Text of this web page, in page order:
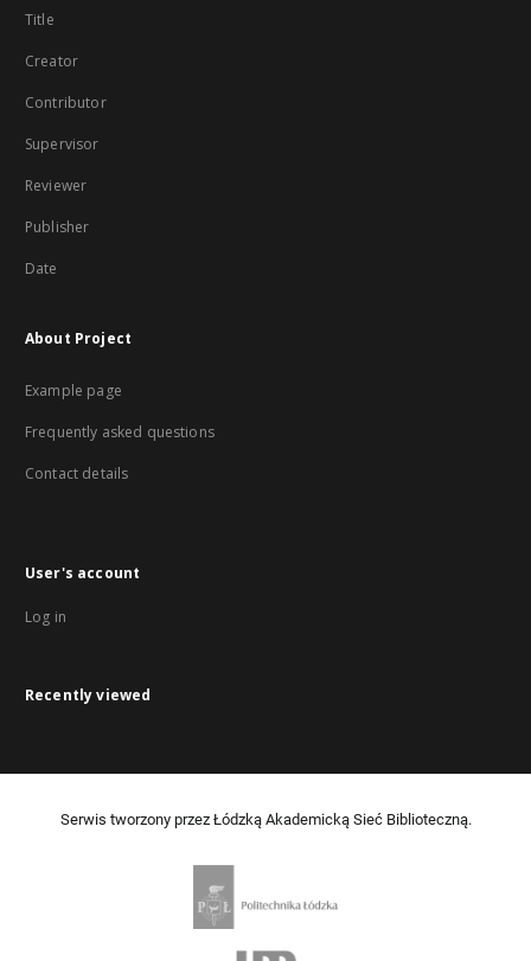
Title
Creator
Contributor
Supervisor
Reviewer
Publisher
Date
About Project
Example page
Frequently asked questions
Contact details
User's account
Log in
Recently viewed
Serwis tworzony przez Łódzką Akademicką Sieć Biblioteczną.